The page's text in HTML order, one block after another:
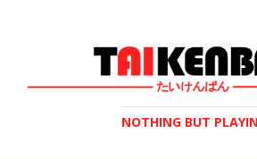
NOTHING BUT